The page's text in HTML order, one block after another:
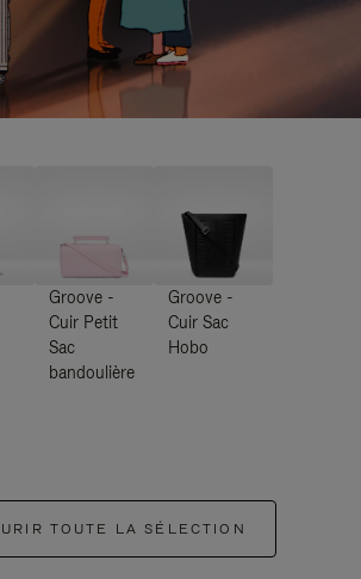
Groove -
Cuir Petit
Sac
bandoulière
Groove -
Cuir Sac
Hobo
TOUTE LA SÉLECTION